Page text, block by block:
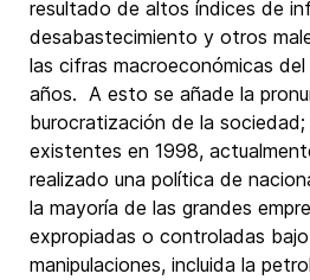
resultado de altos índices de
desabastecimiento y otros
las cifras macroeconómicas
años. A esto se añade la
burocratización de la sociedad;
existentes en 1998,
realizado una política de
la mayoría de las grandes
expropiadas o controladas
manipulaciones, incluida la